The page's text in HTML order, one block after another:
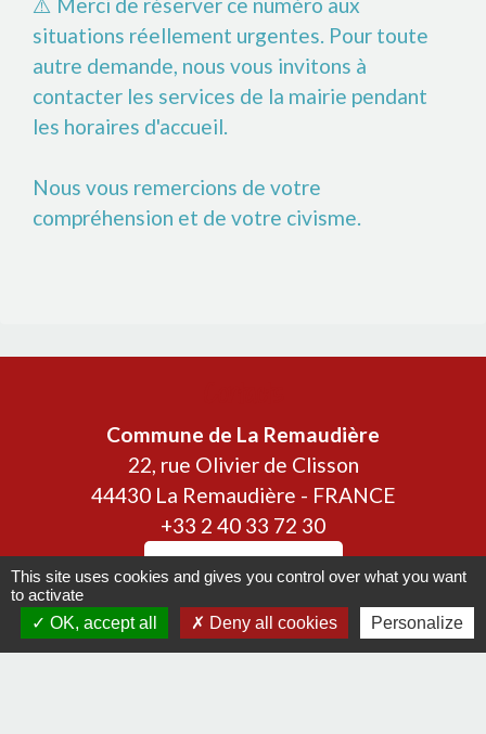
situations réellement urgentes. Pour toute
autre demande, nous vous invitons à
contacter les services de la mairie pendant
les horaires d'accueil.
Nous vous remercions de votre
compréhension et de votre civisme.
Commune de La Remaudière
22, rue Olivier de Clisson
44430 La Remaudière - FRANCE
+33 2 40 33 72 30
Contact par formulaire
This site uses cookies and gives you control over what you want
to activate
OK, accept all
Deny all cookies Personalize